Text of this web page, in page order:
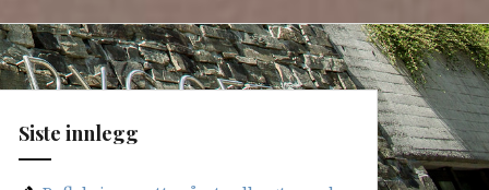
Siste innlegg